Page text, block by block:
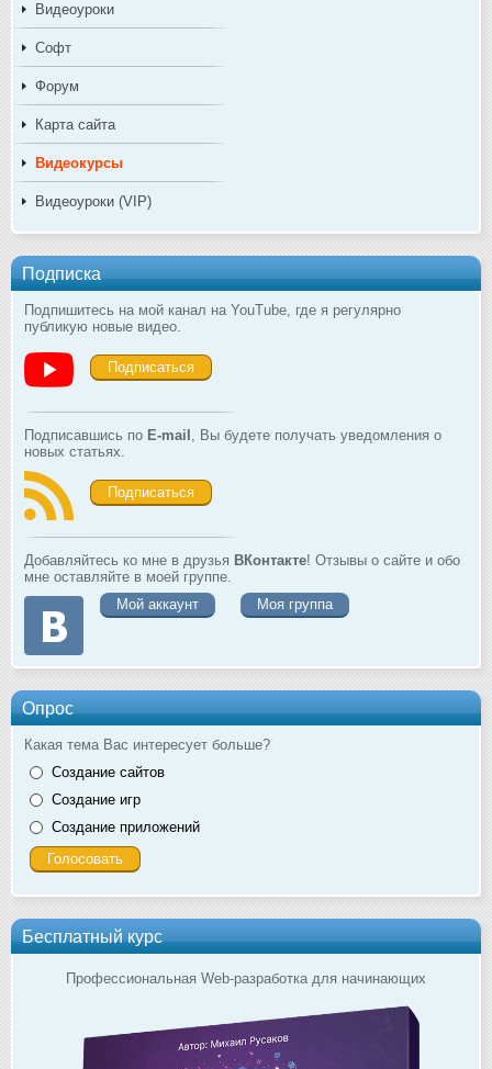
Видеоуроки
Софт
Форум
Карта сайта
Видеокурсы
Видеоуроки (VIP)
Подписка
Подпишитесь на мой канал на YouTube, где я регулярно
публикую новые видео.
Подписаться
Подписавшись по E-mail , Вы будете получать уведомления о
новых статьях.
Подписаться
Добавляйтесь ко мне в друзья ВКонтакте! Отзывы о сайте и обо
мне оставляйте в моей группе.
Мой аккаунт
Моя группа
Опрос
Какая тема Вас интересует больше?
Создание сайтов
Создание игр
Создание приложений
Бесплатный курс
Профессиональная Web-разработка для начинающих